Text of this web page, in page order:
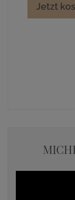
Jetzt